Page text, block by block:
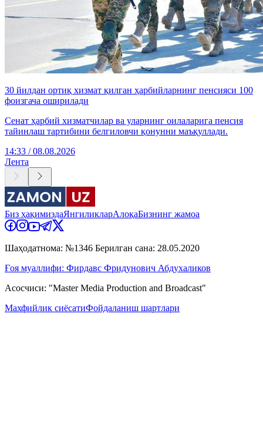
30 йилдан ортиқ хизмат қилган ҳарбийларнинг пенсияси 100
фоизгача оширилади
Сенат ҳарбий хизматчилар ва уларнинг оилаларига пенсия
тайинлаш тартибини белгиловчи қонунни маъқуллади.
14:33 / 08.08.2026
Лента
Биз ҳақимиздаЯнгиликларАлоқаБизнинг жамоа
Шаҳодатнома: №1346 Берилган сана: 28.05.2020
Ғоя муаллифи: Фирдавс Фридунович Абдухаликов
Асосчиси: "Master Media Production and Broadcast"
Махфийлик сиёсатиФойдаланиш шартлари